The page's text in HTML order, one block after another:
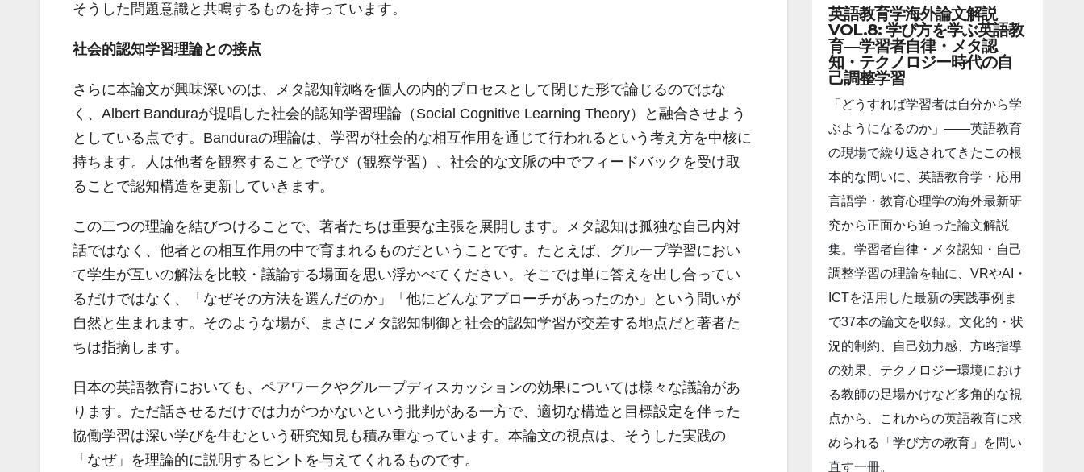
そうした問題意識と共鳴するものを持っています。
社会的認知学習理論との接点
さらに本論文が興味深いのは、メタ認知戦略を個人の内的プロセスとして閉じた形で論じるのではな
く、Albert Banduraが提唱した社会的認知学習理論（Social Cognitive Learning Theory）と融合させよう
としている点です。Banduraの理論は、学習が社会的な相互作用を通じて行われるという考え方を中核に
持ちます。人は他者を観察することで学び（観察学習）、社会的な文脈の中でフィードバックを受け取
ることで認知構造を更新していきます。
この二つの理論を結びつけることで、著者たちは重要な主張を展開します。メタ認知は孤独な自己内対
話ではなく、他者との相互作用の中で育まれるものだということです。たとえば、グループ学習におい
て学生が互いの解法を比較・議論する場面を思い浮かべてください。そこでは単に答えを出し合ってい
るだけではなく、「なぜその方法を選んだのか」「他にどんなアプローチがあったのか」という問いが
自然と生まれます。そのような場が、まさにメタ認知制御と社会的認知学習が交差する地点だと著者た
ちは指摘します。
日本の英語教育においても、ペアワークやグループディスカッションの効果については様々な議論があ
ります。ただ話させるだけでは力がつかないという批判がある一方で、適切な構造と目標設定を伴った
協働学習は深い学びを生むという研究知見も積み重なっています。本論文の視点は、そうした実践の
「なぜ」を理論的に説明するヒントを与えてくれるものです。
英語教育学海外論文解説
VOL.8: 学び方を学ぶ英語教
育―学習者自律・メタ認
知・テクノロジー時代の自
己調整学習
「どうすれば学習者は自分から学
ぶようになるのか」――英語教育
の現場で繰り返されてきたこの根
本的な問いに、英語教育学・応用
言語学・教育心理学の海外最新研
究から正面から迫った論文解説
集。学習者自律・メタ認知・自己
調整学習の理論を軸に、VRやAI・
ICTを活用した最新の実践事例ま
で37本の論文を収録。文化的・状
況的制約、自己効力感、方略指導
の効果、テクノロジー環境におけ
る教師の足場かけなど多角的な視
点から、これからの英語教育に求
められる「学び方の教育」を問い
直す一冊。